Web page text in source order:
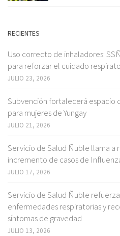
RECIENTES
Uso correcto de inhaladores:
para reforzar el cuidado
JULIO 23, 2026
Subvención fortalecerá espacio
para mujeres de Yungay
JULIO 21, 2026
Servicio de Salud Ñuble llama
incremento de casos de
JULIO 17, 2026
Servicio de Salud Ñuble
enfermedades respiratorias y
síntomas de gravedad
JULIO 13, 2026